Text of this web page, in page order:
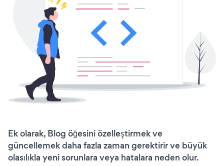
Ek olarak, Blog öğesini özelleştirmek ve
güncellemek daha fazla zaman gerektirir ve büyük
olasılıkla yeni sorunlara veya hatalara neden olur.